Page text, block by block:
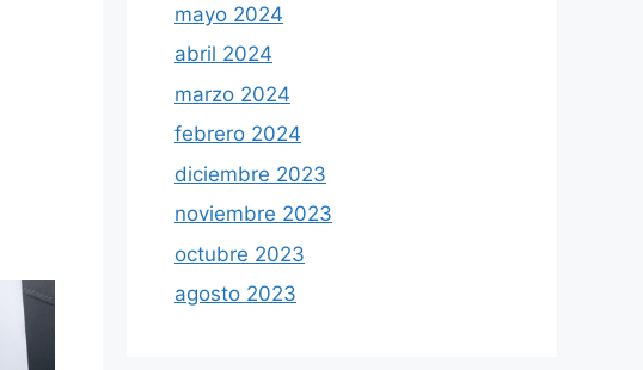
mayo 2024
abril 2024
marzo 2024
febrero 2024
diciembre 2023
noviembre 2023
octubre 2023
agosto 2023